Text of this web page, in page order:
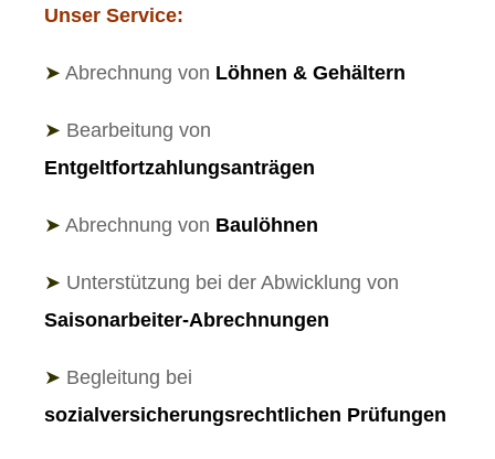
Unser Service:
➤ Abrechnung von Löhnen & Gehältern
➤ Bearbeitung von
Entgeltfortzahlungsanträgen
➤ Abrechnung von Baulöhnen
➤ Unterstützung bei der Abwicklung von
Saisonarbeiter-Abrechnungen
➤ Begleitung bei
sozialversicherungsrechtlichen Prüfungen